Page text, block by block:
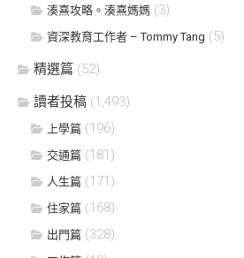
湊熹攻略。湊熹媽媽 (3)
資深教育工作者 – Tommy Tang (5)
精選篇 (52)
讀者投稿 (1,493)
上學篇 (196)
交通篇 (181)
人生篇 (171)
住家篇 (168)
出門篇 (328)